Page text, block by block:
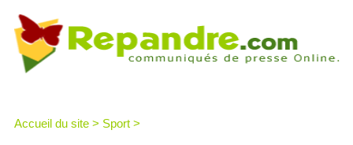
Accueil du site > Sport >